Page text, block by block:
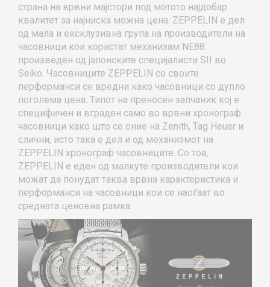
страна на врвни мајстори под мотото најдобар
квалитет за најниска можна цена. ZEPPELIN е дел
од мала и ексклузивна група на производители на
часовници кои користат механизам NE88
произведен од јапонските специјалисти SII во
Seiko. Часовниците ZEPPELIN со своите
перформанси се вредни како часовници со дупло
поголема цена. Типот на преносен запчаник кој е
специфичен и вграден само во врвни хронограф
часовници како што се оние на Zenith, Tag Heuer и
слични, исто така е дел и од механизмот на
ZEPPELIN хронограф часовниците. Со тоа,
ZEPPELIN е еден од малкуте производители кои
можат да понудат таква врвна карактеристика и
перформанси на часовници кои се наоѓаат во
средната ценовна рамка.